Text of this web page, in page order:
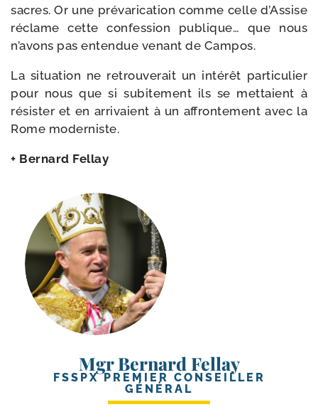
sacres. Or une pré­va­ri­ca­tion comme celle d’Assise
réclame cette confes­sion publique… que nous
n’avons pas enten­due venant de Campos.
La situa­tion ne retrou­ve­rait un inté­rêt par­ti­cu­lier
pour nous que si subi­te­ment ils se met­taient à
résis­ter et en arri­vaient à un affron­te­ment avec la
Rome moderniste.
+ Bernard Fellay
Mgr Bernard Fellay
FSSPX PREMIER CONSEILLER
GÉNÉRAL